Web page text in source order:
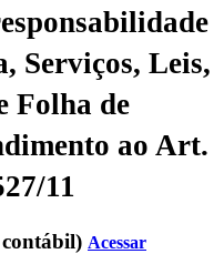
Serviços, Leis,
Folha de
ao Art.
11
Acessar